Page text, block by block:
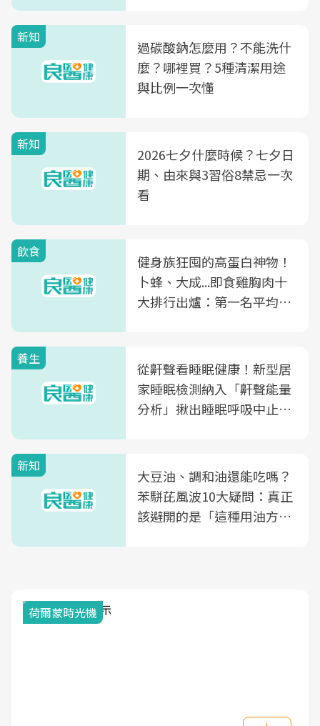
新知
過碳酸鈉怎麼用？不能洗什
麼？哪裡買？5種清潔用途
與比例一次懂
新知
2026七夕什麼時候？七夕日
期、由來與3習俗8禁忌一次
看
飲食
健身族狂囤的高蛋白神物！
卜蜂、大成...即食雞胸肉十
大排行出爐：第一名平均一
養生
從鼾聲看睡眠健康！新型居
家睡眠檢測納入「鼾聲能量
分析」揪出睡眠呼吸中止症
新知
大豆油、調和油還能吃嗎？
苯駢芘風波10大疑問：真正
該避開的是「這種用油方
荷爾蒙時光機